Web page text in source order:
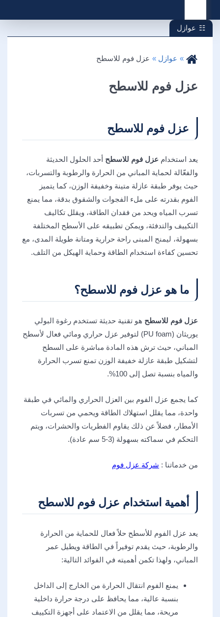
القائمة
عوازل
عوازل عزل فوم للاسطح
عزل فوم للاسطح
عزل فوم للاسطح
يعد استخدام عزل فوم للاسطح أحد الحلول الحديثة
والفعّالة لحماية المباني من الحرارة والرطوبة والتسربات،
حيث يوفر طبقة عازلة متينة وخفيفة الوزن، كما يتميز
الفوم بقدرته على ملء الفجوات والشقوق بدقة، مما يمنع
تسرب المياه ويحد من فقدان الطاقة، ويقلل تكاليف
التكييف والتدفئة، ويمكن تطبيقه على الأسطح المختلفة
بسهولة، ليمنح المبنى راحة حرارية ومتانة طويلة المدى، مع
تحسين كفاءة استخدام الطاقة وحماية الهيكل من التلف.
ما هو عزل فوم للاسطح؟
عزل فوم للاسطح هو تقنية حديثة تستخدم رغوة البولي
يوريثان (PU foam) لتوفير عزل حراري ومائي فعال لأسطح
المباني، حيث ترش هذه المادة مباشرة على السطح
لتشكيل طبقة عازلة خفيفة الوزن تمنع تسرب الحرارة
والمياه بنسبة تصل إلى 100%.
كما يجمع عزل الفوم بين العزل الحراري والمائي في طبقة
واحدة، مما يقلل استهلاك الطاقة ويحمي من تسربات
الأمطار، فضلاً عن ذلك يقاوم الفطريات والحشرات، ويتم
التحكم في سماكته بسهولة (3-5 سم عادة).
من خدماتنا : شركة عزل فوم
أهمية استخدام عزل فوم للاسطح
يعد عزل الفوم للأسطح حلاً فعال للحماية من الحرارة
والرطوبة، حيث يقدم توفيراً في الطاقة ويطيل عمر
المباني، ولهذا تكمن أهميته في الفوائد التالية:
يمنع الفوم انتقال الحرارة من الخارج إلى الداخل
بنسبة عالية، مما يحافظ على درجة حرارة داخلية
مريحة، مما يقلل من الاعتماد على أجهزة التكييف